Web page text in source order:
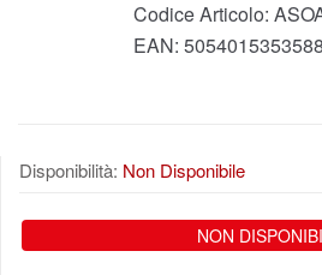
Codice Articolo:
EAN: 5054015353588
Disponibilità: Non Disponibile
NON